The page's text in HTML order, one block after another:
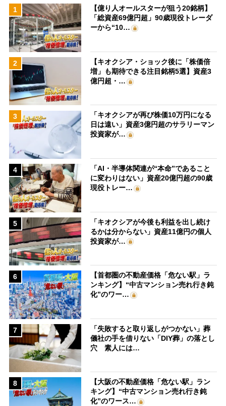
1
【億り人オールスターが狙う20銘柄】
「総資産69億円超」90歳現役トレーダ
ーから“10…
2
【キオクシア・ショック後に「株価倍
増」も期待できる注目銘柄5選】資産3
億円超・…
3
「キオクシアが再び株価10万円になる
日は遠い」資産3億円超のサラリーマン
投資家が…
4
「AI・半導体関連が“本命”であること
に変わりはない」資産20億円超の90歳
現役トレー…
5
「キオクシアが今後も利益を出し続け
るかは分からない」資産11億円の個人
投資家が…
6
【首都圏の不動産価格「危ない駅」ラ
ンキング】“中古マンション売れ行き鈍
化”のワー…
7
「失敗すると取り返しがつかない」葬
儀社の手を借りない「DIY葬」の落とし
穴 素人には…
8
【大阪の不動産価格「危ない駅」ラン
キング】“中古マンション売れ行き鈍
化”のワース…